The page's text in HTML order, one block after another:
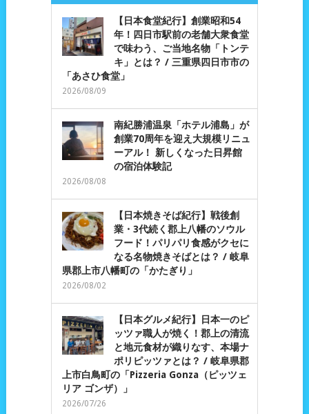
【日本食堂紀行】創業昭和54
年！四日市駅前の老舗大衆食堂
で味わう、ご当地名物「トンテ
キ」とは？ / 三重県四日市市の
「あさひ食堂」
2026/08/09
南紀勝浦温泉「ホテル浦島」が
創業70周年を迎え大規模リニュ
ーアル！ 新しくなった日昇館
の宿泊体験記
2026/08/08
【日本焼きそば紀行】戦後創
業・3代続く郡上八幡のソウル
フード！パリパリ食感がクセに
なる名物焼きそばとは？ / 岐阜
県郡上市八幡町の「かたぎり」
2026/08/02
【日本グルメ紀行】日本一のピ
ッツァ職人が焼く！郡上の清流
と地元食材が織りなす、本場ナ
ポリピッツァとは？ / 岐阜県郡
上市白鳥町の「Pizzeria Gonza（ピッツェ
リア ゴンザ）」
2026/07/26